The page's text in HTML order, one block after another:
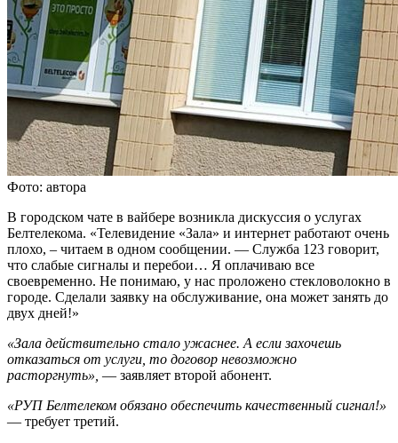
Фото: автора
В городском чате в вайбере возникла дискуссия о услугах
Белтелекома. «Телевидение «Зала» и интернет работают очень
плохо, – читаем в одном сообщении. — Служба 123 говорит,
что слабые сигналы и перебои… Я оплачиваю все
своевременно. Не понимаю, у нас проложено стекловолокно в
городе. Сделали заявку на обслуживание, она может занять до
двух дней!»
«Зала действительно стало ужаснее. А если захочешь
отказаться от услуги, то договор невозможно
расторгнуть», — заявляет второй абонент.
«РУП Белтелеком обязано обеспечить качественный сигнал!»
— требует третий.